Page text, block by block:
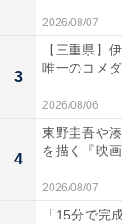
2026/08/07
3
【三重県】
唯一のコメ
2026/08/06
4
東野圭吾や
を描く『映
2026/08/07
「15分で完